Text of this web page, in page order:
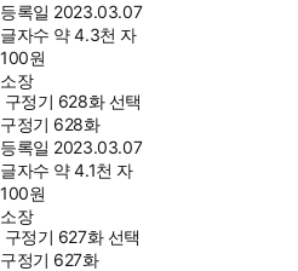
등록일 2023.03.07
글자수 약 4.3천 자
100원
소장
구정기 628화 선택
구정기 628화
등록일 2023.03.07
글자수 약 4.1천 자
100원
소장
구정기 627화 선택
구정기 627화